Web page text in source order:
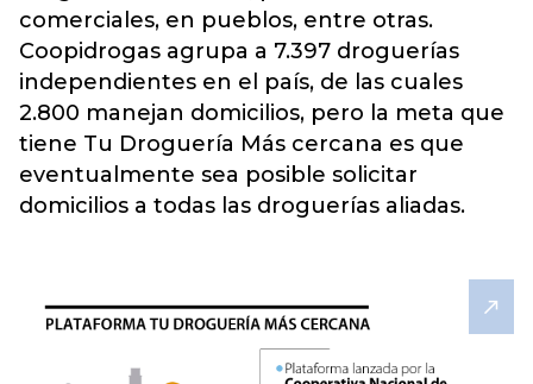
comerciales, en pueblos, entre otras.
Coopidrogas agrupa a 7.397 droguerías
independientes en el país, de las cuales
2.800 manejan domicilios, pero la meta que
tiene Tu Droguería Más cercana es que
eventualmente sea posible solicitar
domicilios a todas las droguerías aliadas.